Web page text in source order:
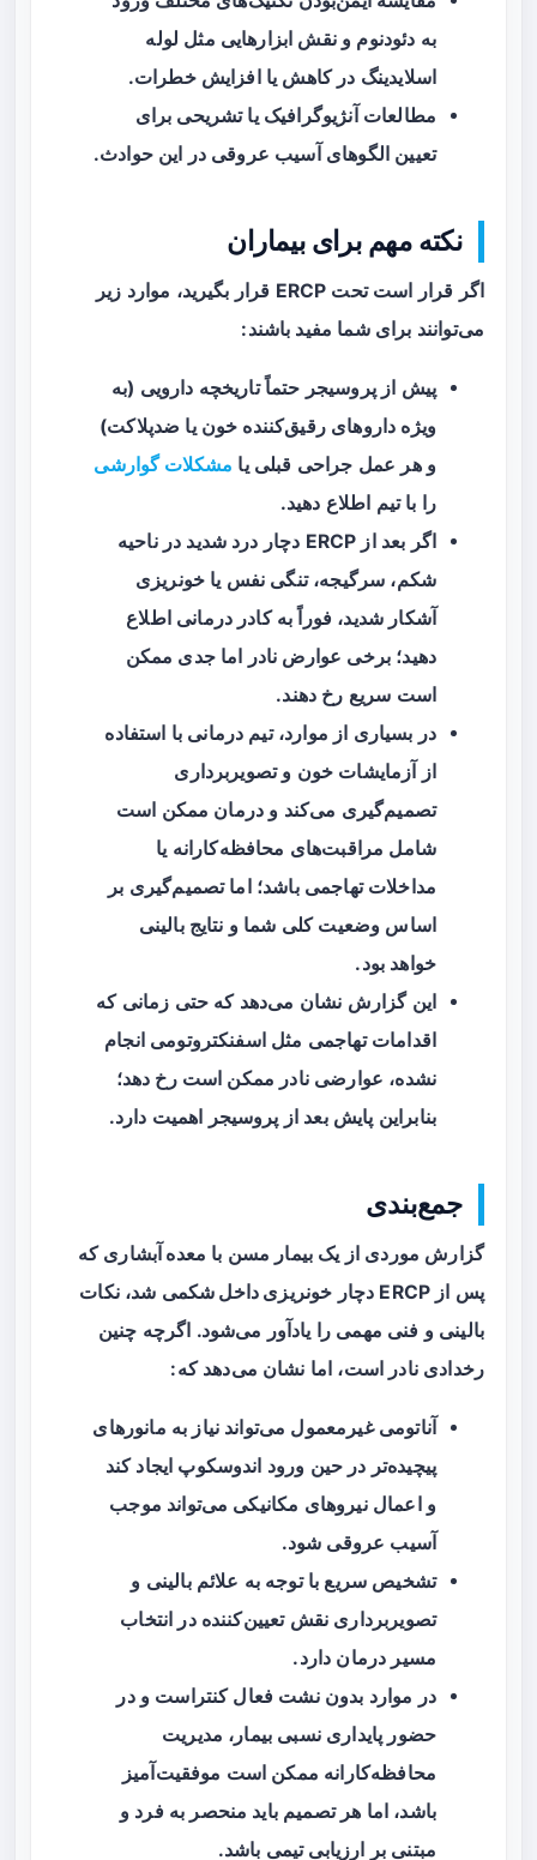
به دئودنوم و نقش ابزارهایی مثل لوله
اسلایدینگ در کاهش یا افزایش خطرات.
مطالعات آنژیوگرافیک یا تشریحی برای
تعیین الگوهای آسیب عروقی در این حوادث.
نکته مهم برای بیماران
اگر قرار است تحت ERCP قرار بگیرید، موارد زیر
می‌توانند برای شما مفید باشند:
پیش از پروسیجر حتماً تاریخچه دارویی (به
ویژه داروهای رقیق‌کننده خون یا ضدپلاکت)
و هر عمل جراحی قبلی یا مشکلات گوارشی
را با تیم اطلاع دهید.
اگر بعد از ERCP دچار درد شدید در ناحیه
شکم، سرگیجه، تنگی نفس یا خونریزی
آشکار شدید، فوراً به کادر درمانی اطلاع
دهید؛ برخی عوارض نادر اما جدی ممکن
است سریع رخ دهند.
در بسیاری از موارد، تیم درمانی با استفاده
از آزمایشات خون و تصویربرداری
تصمیم‌گیری می‌کند و درمان ممکن است
شامل مراقبت‌های محافظه‌کارانه یا
مداخلات تهاجمی باشد؛ اما تصمیم‌گیری بر
اساس وضعیت کلی شما و نتایج بالینی
خواهد بود.
این گزارش نشان می‌دهد که حتی زمانی که
اقدامات تهاجمی مثل اسفنکتروتومی انجام
نشده، عوارضی نادر ممکن است رخ دهد؛
بنابراین پایش بعد از پروسیجر اهمیت دارد.
جمع‌بندی
گزارش موردی از یک بیمار مسن با معده آبشاری که
پس از ERCP دچار
خونریزی داخل شکمی شد، نکات
بالینی و فنی مهمی را یادآور می‌شود. اگرچه چنین
رخدادی نادر است، اما نشان می‌دهد که:
آناتومی غیرمعمول می‌تواند نیاز به مانورهای
پیچیده‌تر در حین ورود اندوسکوپ ایجاد کند
و اعمال نیروهای مکانیکی می‌تواند موجب
آسیب عروقی شود.
تشخیص سریع با توجه به علائم بالینی و
تصویربرداری نقش تعیین‌کننده در انتخاب
مسیر درمان دارد.
در موارد بدون نشت فعال کنتراست و در
حضور پایداری نسبی بیمار، مدیریت
محافظه‌کارانه ممکن است موفقیت‌آمیز
باشد، اما هر تصمیم باید منحصر به فرد و
مبتنی بر ارزیابی تیمی باشد.